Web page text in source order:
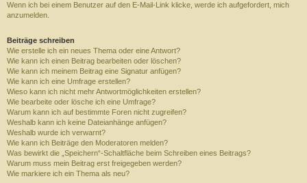
Wenn ich bei einem Benutzer auf den E-Mail-Link klicke, werde ich aufgefordert, mich
anzumelden.
Beiträge schreiben
Wie erstelle ich ein neues Thema oder eine Antwort?
Wie kann ich einen Beitrag bearbeiten oder löschen?
Wie kann ich meinem Beitrag eine Signatur anfügen?
Wie kann ich eine Umfrage erstellen?
Wieso kann ich nicht mehr Antwortmöglichkeiten erstellen?
Wie bearbeite oder lösche ich eine Umfrage?
Warum kann ich auf bestimmte Foren nicht zugreifen?
Weshalb kann ich keine Dateianhänge anfügen?
Weshalb wurde ich verwarnt?
Wie kann ich Beiträge den Moderatoren melden?
Was bewirkt die „Speichern“-Schaltfläche beim Schreiben eines Beitrags?
Warum muss mein Beitrag erst freigegeben werden?
Wie markiere ich ein Thema als neu?